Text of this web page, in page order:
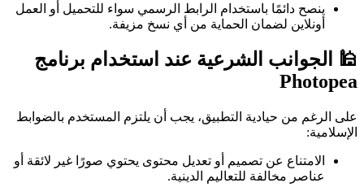
ينصح دائمًا باستخدام الرابط الرسمي سواء للتحميل أو العمل
أونلاين لضمان الحماية من أي نسخ مزيفة.
🕌 الجوانب الشرعية عند استخدام برنامج
Photopea
على الرغم من حيادية التطبيق، يجب أن يلتزم المستخدم بالضوابط
الإسلامية:
الامتناع عن تصميم أو تعديل محتوى يحتوي صورًا غير لائقة أو
عناصر مخالفة للتعاليم الدينية.